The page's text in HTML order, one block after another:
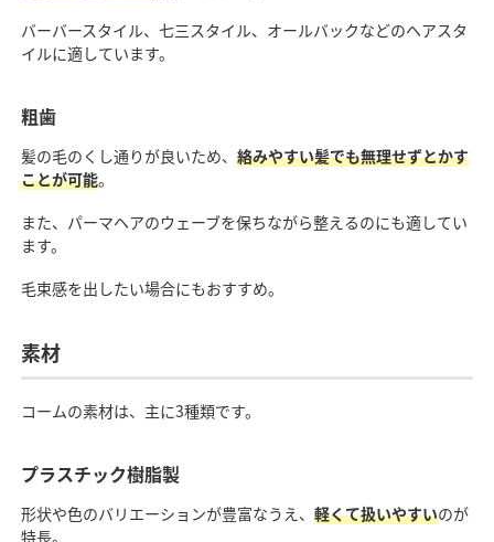
バーバースタイル、七三スタイル、オールバックなどのヘアスタ
イルに適しています。
粗歯
髪の毛のくし通りが良いため、 絡みやすい髪でも無理せずとかす
ことが可能。
また、パーマヘアのウェーブを保ちながら整えるのにも適してい
ます。
毛束感を出したい場合にもおすすめ。
素材
コームの素材は、主に3種類です。
プラスチック樹脂製
形状や色のバリエーションが豊富なうえ、 軽くて扱いやすいのが
特長。